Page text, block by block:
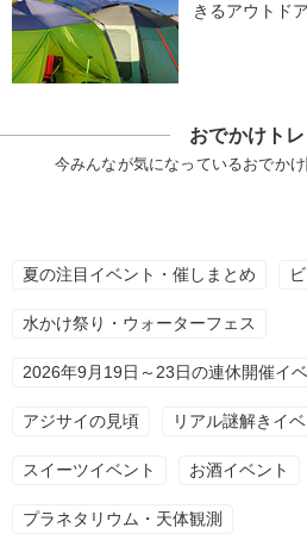
きるアウトド
おでかけト
今みんなが気になっているおでか
夏の注目イベント・催しまとめ
水かけ祭り・ウォーターフェス
2026年9月19日～23日の連休開催イ
アジサイの見頃 リアル謎解きイ
スイーツイベント お酒イベント
プラネタリウム・天体観測